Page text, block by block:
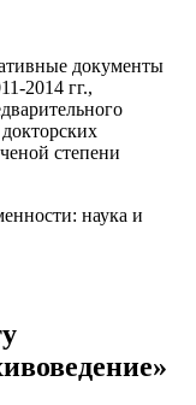
документы
2014 гг.,
степени
наука и